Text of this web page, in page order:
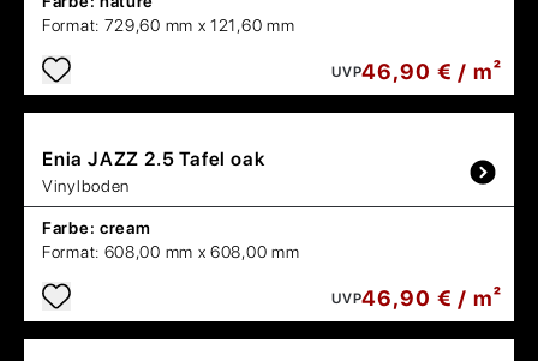
Format: 729,60 mm x 121,60 mm
UVP46,90 € / m²
Enia JAZZ 2.5 Tafel oak
Vinylboden
Farbe: cream
Format: 608,00 mm x 608,00 mm
UVP46,90 € / m²